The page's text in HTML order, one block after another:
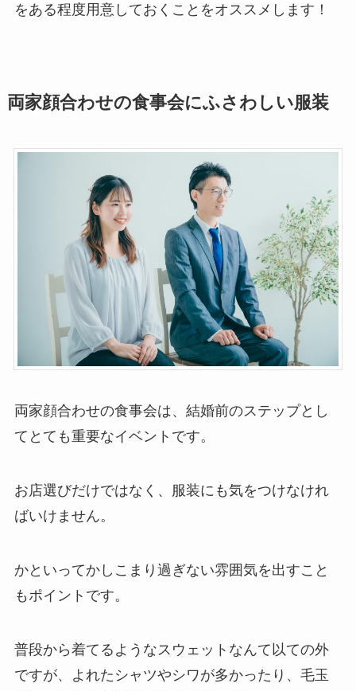
をある程度用意しておくことをオススメします！
両家顔合わせの食事会にふさわしい服装
両家顔合わせの食事会は、結婚前のステップとし
てとても重要なイベントです。
お店選びだけではなく、服装にも気をつけなけれ
ばいけません。
かといってかしこまり過ぎない雰囲気を出すこと
もポイントです。
普段から着てるようなスウェットなんて以ての外
ですが、よれたシャツやシワが多かったり、毛玉